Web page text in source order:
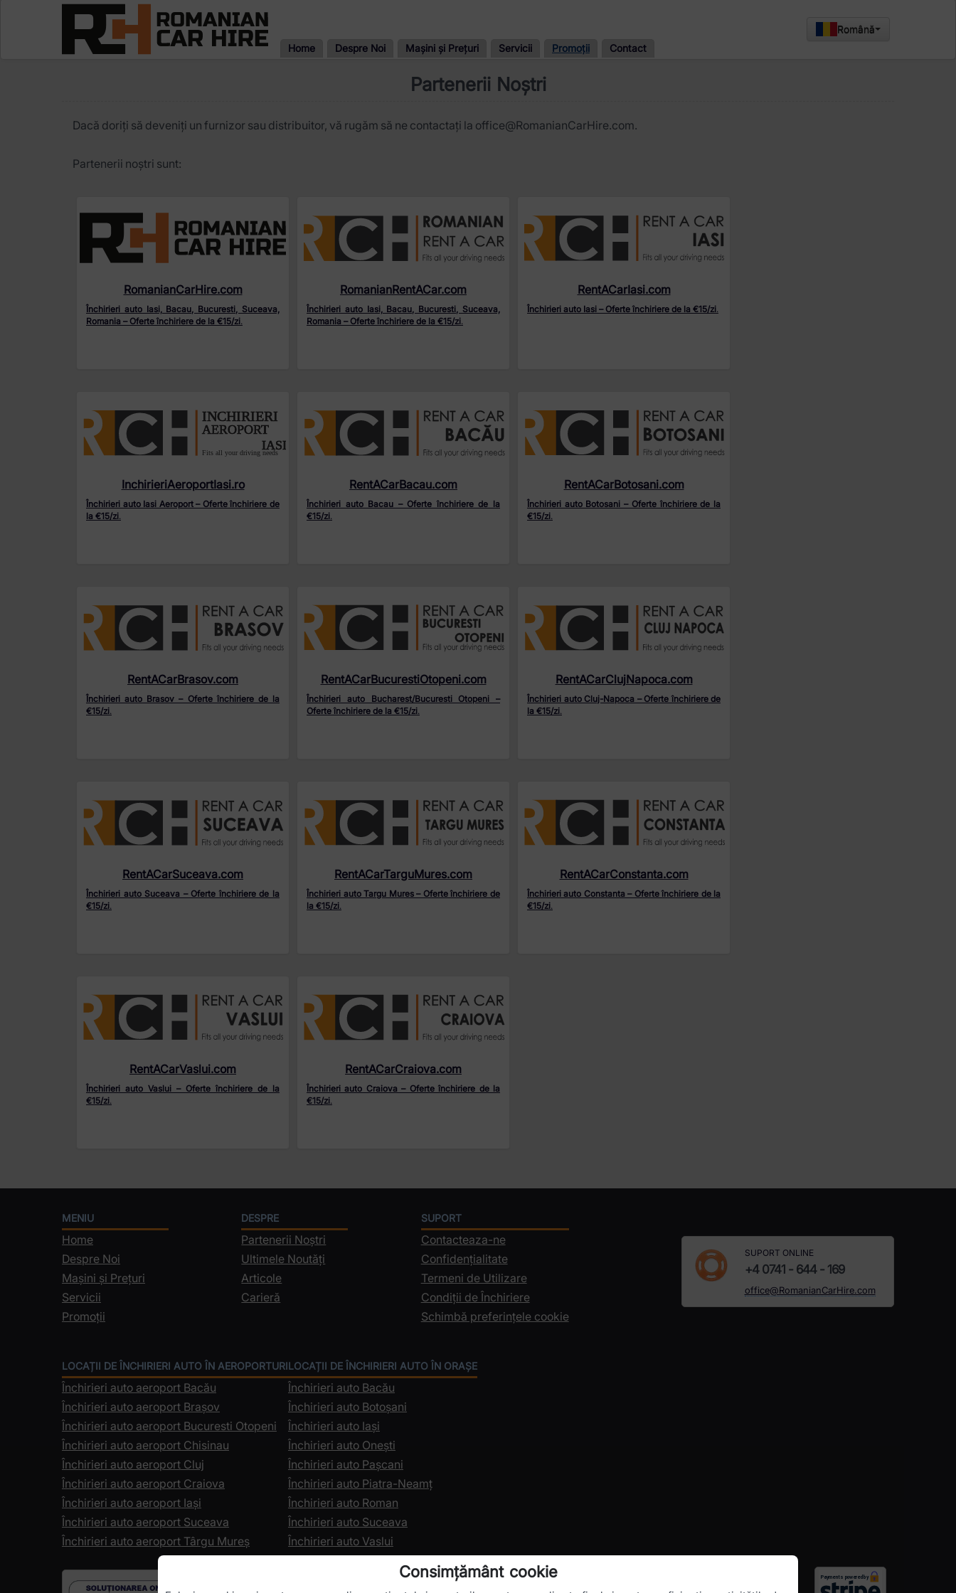
Home Despre Noi Mașini și Prețuri Servicii Promoții Contact
Română
Partenerii Noștri
Dacă doriți să deveniți un furnizor sau distribuitor, vă rugăm să ne contactați la office@RomanianCarHire.com.
Partenerii noștri sunt:
RomanianCarHire.com
Închirieri auto Iasi, Bacau, Bucuresti, Suceava,
Romania – Oferte închiriere de la €15/zi.
RomanianRentACar.com
Închirieri auto Iasi, Bacau, Bucuresti, Suceava,
Romania – Oferte închiriere de la €15/zi.
RentACarIasi.com
Închirieri auto Iasi – Oferte închiriere de la €15/zi.
InchirieriAeroportIasi.ro
Închirieri auto Iasi Aeroport – Oferte închiriere de
la €15/zi.
RentACarBacau.com
Închirieri auto Bacau – Oferte închiriere de la
€15/zi.
RentACarBotosani.com
Închirieri auto Botosani – Oferte închiriere de la
€15/zi.
RentACarBrasov.com
Închirieri auto Brasov – Oferte închiriere de la
€15/zi.
RentACarBucurestiOtopeni.com
Închirieri auto Bucharest/Bucuresti Otopeni –
Oferte închiriere de la €15/zi.
RentACarClujNapoca.com
Închirieri auto Cluj-Napoca – Oferte închiriere de
la €15/zi.
RentACarSuceava.com
Închirieri auto Suceava – Oferte închiriere de la
€15/zi.
RentACarTarguMures.com
Închirieri auto Targu Mures – Oferte închiriere de
la €15/zi.
RentACarConstanta.com
Închirieri auto Constanta – Oferte închiriere de la
€15/zi.
RentACarVaslui.com
Închirieri auto Vaslui – Oferte închiriere de la
€15/zi.
RentACarCraiova.com
Închirieri auto Craiova – Oferte închiriere de la
€15/zi.
MENIU
Home
Despre Noi
Mașini și Prețuri
Servicii
Promoții
DESPRE
Partenerii Noștri
Ultimele Noutăți
Articole
Carieră
SUPORT
Contacteaza-ne
Confidențialitate
Termeni de Utilizare
Condiții de Închiriere
Schimbă preferințele cookie
SUPORT ONLINE
+4 0741 - 644 - 169
office@RomanianCarHire.com
LOCAȚII DE ÎNCHIRIERI AUTO ÎN AEROPORTURI
Închirieri auto aeroport Bacău
Închirieri auto aeroport Brașov
Închirieri auto aeroport Bucuresti Otopeni
Închirieri auto aeroport Chisinau
Închirieri auto aeroport Cluj
Închirieri auto aeroport Craiova
Închirieri auto aeroport Iași
Închirieri auto aeroport Suceava
Închirieri auto aeroport Târgu Mureș
LOCAȚII DE ÎNCHIRIERI AUTO ÎN ORAȘE
Închirieri auto Bacău
Închirieri auto Botoșani
Închirieri auto Iași
Închirieri auto Onești
Închirieri auto Pașcani
Închirieri auto Piatra-Neamț
Închirieri auto Roman
Închirieri auto Suceava
Închirieri auto Vaslui
Consimțământ cookie